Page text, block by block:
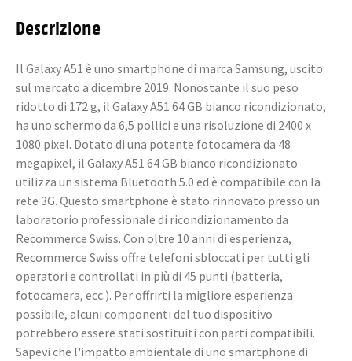
Descrizione
Il Galaxy A51 è uno smartphone di marca Samsung, uscito
sul mercato a dicembre 2019. Nonostante il suo peso
ridotto di 172 g, il Galaxy A51 64 GB bianco ricondizionato,
ha uno schermo da 6,5 pollici e una risoluzione di 2400 x
1080 pixel. Dotato di una potente fotocamera da 48
megapixel, il Galaxy A51 64 GB bianco ricondizionato
utilizza un sistema Bluetooth 5.0 ed è compatibile con la
rete 3G. Questo smartphone è stato rinnovato presso un
laboratorio professionale di ricondizionamento da
Recommerce Swiss. Con oltre 10 anni di esperienza,
Recommerce Swiss offre telefoni sbloccati per tutti gli
operatori e controllati in più di 45 punti (batteria,
fotocamera, ecc.). Per offrirti la migliore esperienza
possibile, alcuni componenti del tuo dispositivo
potrebbero essere stati sostituiti con parti compatibili.
Sapevi che l'impatto ambientale di uno smartphone di